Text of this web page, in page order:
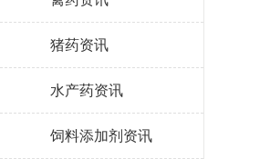
猪药资讯
水产药资讯
饲料添加剂资讯